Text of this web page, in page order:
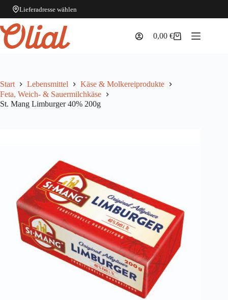
Lieferadresse wählen
Zum
Inhalt
springen
Warenkorb
0,00€
Start Lebensmittel
Käse & Molkereiprodukte
Feta, Weich- & Sauermilchkäse
St. Mang Limburger 40% 200g